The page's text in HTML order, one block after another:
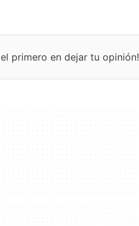
primero en dejar tu opinión!